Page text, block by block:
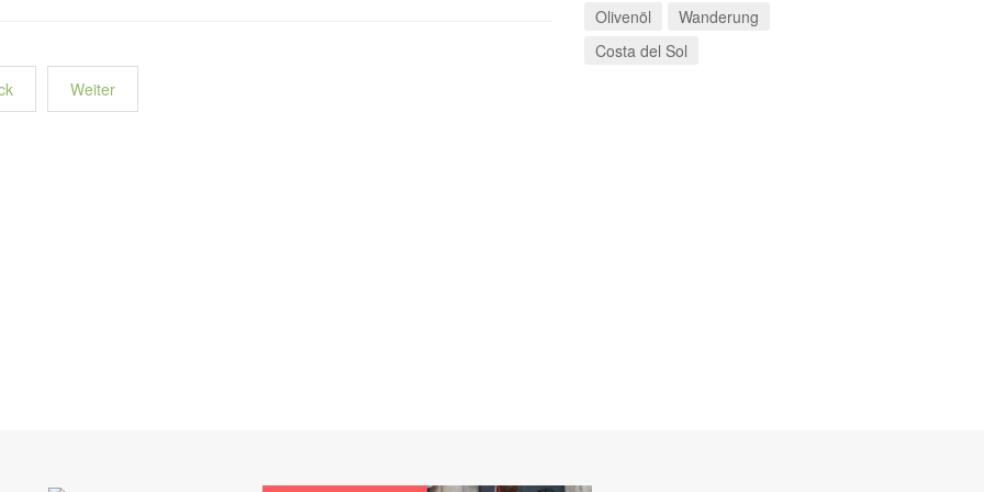
Weiter
Olivenöl
Wanderung
Costa del Sol